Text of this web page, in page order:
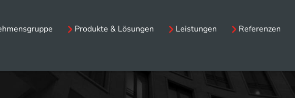
Produkte & Lösungen Leistungen Referenzen